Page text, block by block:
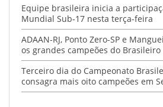
Equipe brasileira inicia a
Mundial Sub-17 nesta terça-feira
ADAAN-RJ, Ponto Zero-SP e
os grandes campeões do
Terceiro dia do Campeonato
consagra mais oito campeões em